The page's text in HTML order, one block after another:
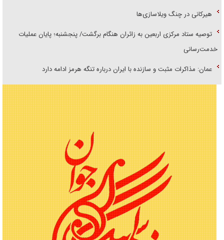
هیرکانی در چنگ ویلاسازی‌ها
توصیه ستاد مرکزی اربعین به زائران هنگام برگشت/ پنجشنبه؛ پایان عملیات
خدمت‌رسانی
عمان: مذاکرات مثبت و سازنده با ایران درباره تنگه هرمز ادامه دارد